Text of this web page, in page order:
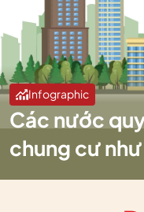
Infographic
Các nước
chung cư